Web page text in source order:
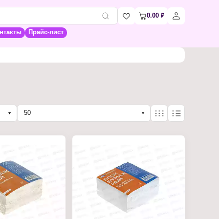
0.00 ₽
Прайс-лист
50